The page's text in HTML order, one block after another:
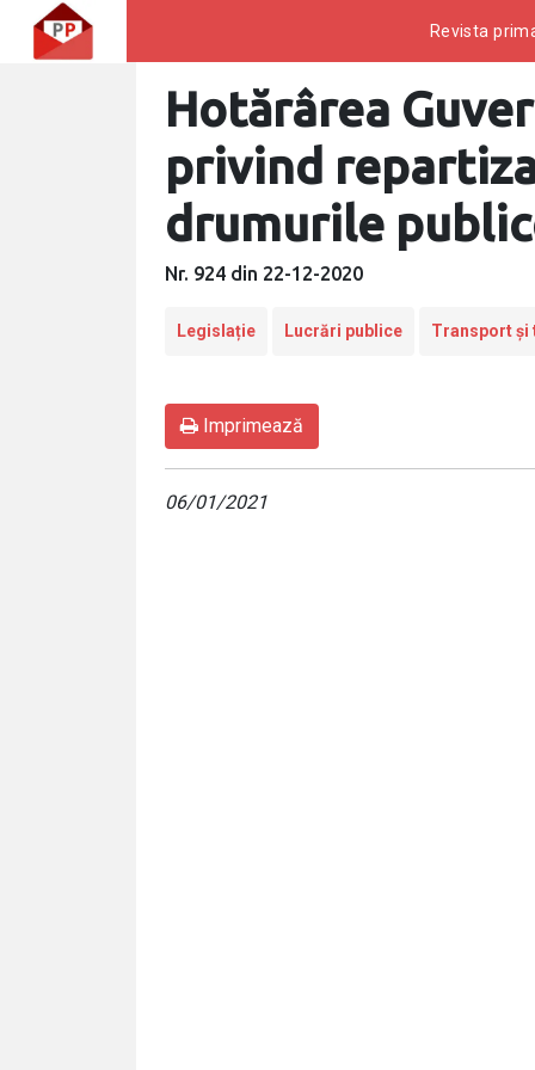
Revista
Hotărârea
privind
drumurile
Nr. 924 din 22-12-2020
Legislație Lucrări publice Transport și
Imprimează
06/01/2021